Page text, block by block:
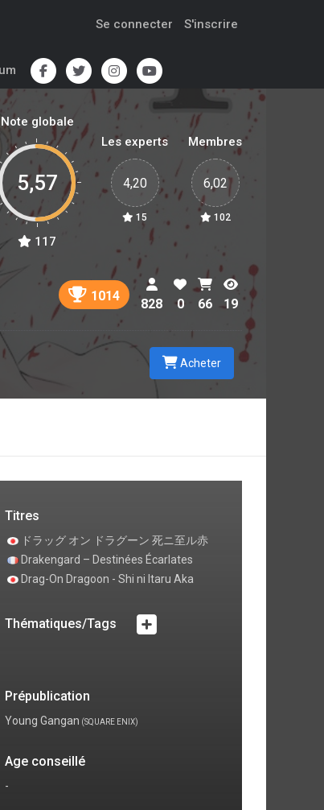
Se connecter S'inscrire
Note globale
5,57
117
Les experts
4,20
15
Membres
6,02
102
1014
828 0 66 19
Acheter
Titres
ドラッグ オン ドラグーン 死ニ至ル赤
Drakengard – Destinées Écarlates
Drag-On Dragoon - Shi ni Itaru Aka
Thématiques/Tags
Prépublication
Young Gangan (SQUARE ENIX)
Age conseillé
-